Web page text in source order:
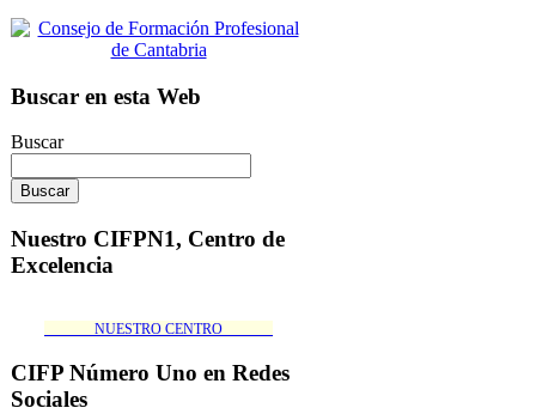
Buscar en esta Web
Buscar
Nuestro CIFPN1, Centro de
Excelencia
_______NUESTRO CENTRO_______
CIFP Número Uno en Redes
Sociales